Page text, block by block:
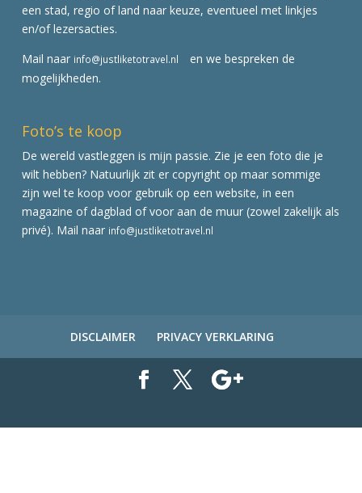
een stad, regio of land naar keuze, eventueel met linkjes
en/of lezersacties.
Mail naar info@justliketotravel.nl
en we bespreken de
mogelijkheden.
Foto’s te koop
De wereld vastleggen is mijn passie. Zie je een foto die je
wilt hebben? Natuurlijk zit er copyright op maar sommige
zijn wel te koop voor gebruik op een website, in een
magazine of dagblad of voor aan de muur (zowel zakelijk als
privé). Mail naar info@justliketotravel.nl
DISCLAIMER PRIVACY VERKLARING